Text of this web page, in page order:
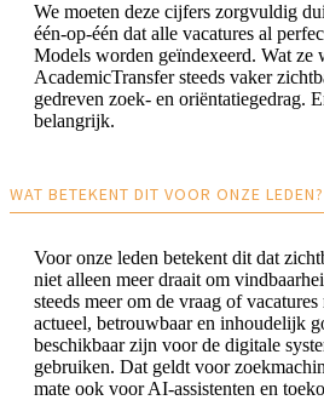
We moeten deze cijfers zorgvuldig
één-op-één dat alle vacatures al
Models worden geïndexeerd. Wat ze
AcademicTransfer steeds vaker
gedreven zoek- en oriëntatiegedrag.
belangrijk.
WAT BETEKENT DIT VOOR ONZE LEDEN?
Voor onze leden betekent dit dat
niet alleen meer draait om
steeds meer om de vraag of vacatures
actueel, betrouwbaar en inhoudelijk
beschikbaar zijn voor de digitale
gebruiken. Dat geldt voor
mate ook voor AI-assistenten en